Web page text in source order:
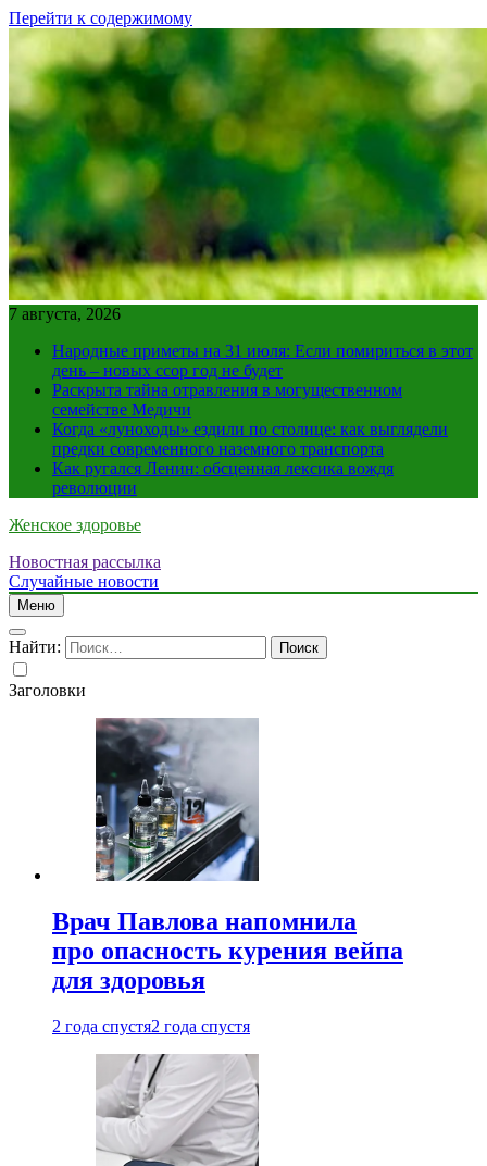
Перейти к содержимому
7 августа, 2026
Народные приметы на 31 июля: Если помириться в этот
день – новых ссор год не будет
Раскрыта тайна отравления в могущественном
семействе Медичи
Когда «луноходы» ездили по столице: как выглядели
предки современного наземного транспорта
Как ругался Ленин: обсценная лексика вождя
революции
Женское здоровье
Новостная рассылка
Случайные новости
Меню
Найти:
Заголовки
Врач Павлова напомнила
про опасность курения вейпа
для здоровья
2 года спустя2 года спустя